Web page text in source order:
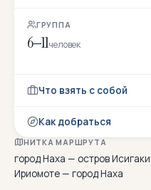
ГРУППА
6–11человек
Что взять с собой
Как добраться
НИТКА МАРШРУТА
город Наха — остров
Ириомоте — город Наха